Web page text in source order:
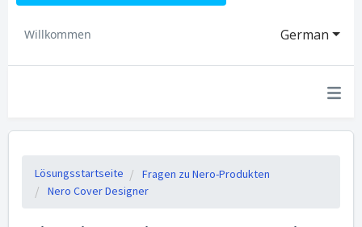
German
Willkommen
Lösungsstartseite
Fragen zu Nero-Produkten
Nero Cover Designer